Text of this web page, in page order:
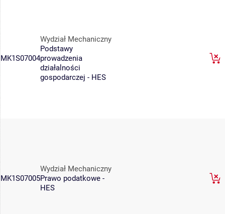
MK1S07004
Wydział Mechaniczny
Podstawy
prowadzenia
działalności
gospodarczej - HES
MK1S07005
Wydział Mechaniczny
Prawo podatkowe -
HES